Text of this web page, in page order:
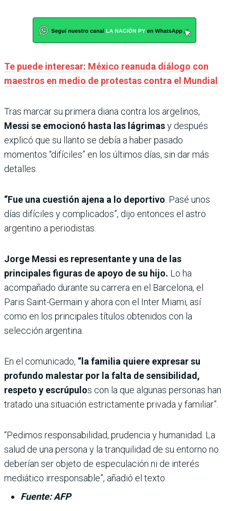
Te puede interesar: México reanuda diálogo con
maestros en medio de protestas contra el Mundial
Tras marcar su primera diana contra los argelinos,
Messi se emocionó hasta las lágrimasy después
explicó que su llanto se debía a haber pasado
momentos “difíciles” en los últimos días, sin dar más
detalles.
“Fue una cuestión ajena a lo deportivo. Pasé unos
días difíciles y complicados”, dijo entonces el astro
argentino a periodistas.
Jorge Messi es representante y una de las
principales figuras de apoyo de su hijo. Lo ha
acompañado durante su carrera en el Barcelona, el
Paris Saint-Germain y ahora con el Inter Miami, así
como en los principales títulos obtenidos con la
selección argentina.
En el comunicado, “la familia quiere expresar su
profundo malestar por la falta de sensibilidad,
respeto y escrúpulos con la que algunas personas han
tratado una situación estrictamente privada y familiar”.
“Pedimos responsabilidad, prudencia y humanidad. La
salud de una persona y la tranquilidad de su entorno no
deberían ser objeto de especulación ni de interés
mediático irresponsable”, añadió el texto.
Fuente: AFP